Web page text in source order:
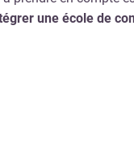
une école de